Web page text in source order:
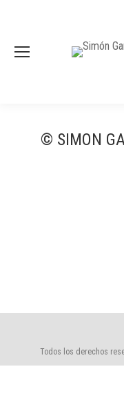
© SIMON
Todos los derechos